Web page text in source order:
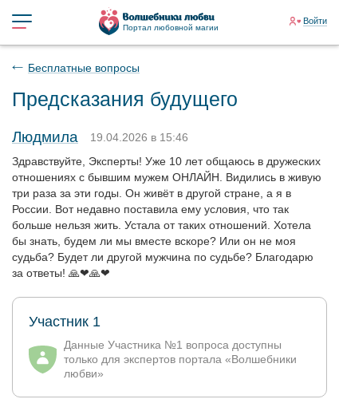
Портал любовной магии
Войти
Бесплатные вопросы
Предсказания будущего
Людмила
19.04.2026 в 15:46
Здравствуйте, Эксперты! Уже 10 лет общаюсь в дружеских
отношениях с бывшим мужем ОНЛАЙН. Видились в живую
три раза за эти годы. Он живёт в другой стране, а я в
России. Вот недавно поставила ему условия, что так
больше нельзя жить. Устала от таких отношений. Хотела
бы знать, будем ли мы вместе вскоре? Или он не моя
судьба? Будет ли другой мужчина по судьбе? Благодарю
за ответы! 🙏❤🙏❤
Участник 1
Данные Участника №1 вопроса доступны
только для экспертов портала «Волшебники
любви»